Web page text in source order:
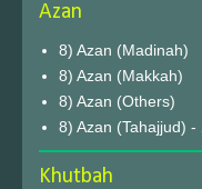
Azan
8) Azan (Madinah)
8) Azan (Makkah)
8) Azan (Others)
Khutbah